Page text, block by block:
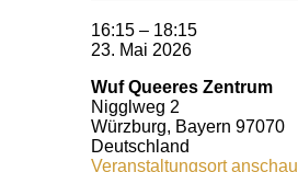
16:15 – 18:15
23. Mai 2026
Wuf Queeres Zentrum
Nigglweg 2
Würzburg, Bayern 97070
Deutschland
Veranstaltungsort